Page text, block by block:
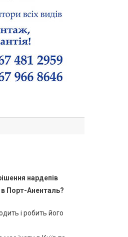
нардепів
Порт-Аненталь?
і робить його